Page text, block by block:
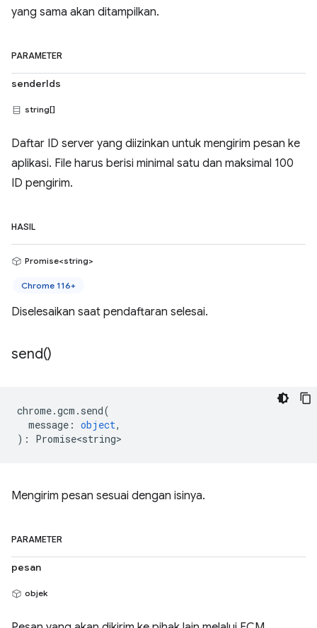
yang sama akan ditampilkan.
PARAMETER
senderIds
string[]
Daftar ID server yang diizinkan untuk mengirim pesan ke
aplikasi. File harus berisi minimal satu dan maksimal 100
ID pengirim.
HASIL
Promise<string>
Chrome 116+
Diselesaikan saat pendaftaran selesai.
send()
chrome.gcm . send(
message : object,
) : Promise<string>
Mengirim pesan sesuai dengan isinya.
PARAMETER
pesan
objek